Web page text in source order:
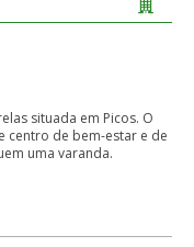
situada em Picos. O
centro de bem-estar e de
uma varanda.